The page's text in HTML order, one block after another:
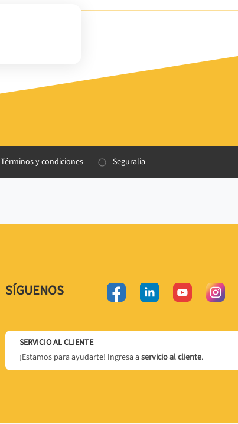
Términos y condiciones Seguralia
SÍGUENOS
SERVICIO AL CLIENTE
¡Estamos para ayudarte! Ingresa a servicio al cliente.